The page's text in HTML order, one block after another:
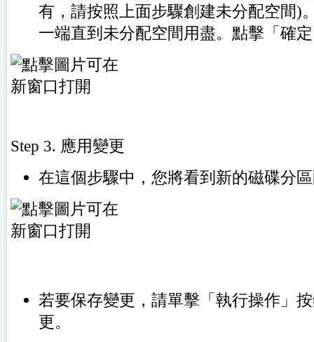
有，請按照上面步驟創建未分配空間)
一端直到未分配空間用盡。點擊「確
Step 3. 應用變更
在這個步驟中，您將看到新的磁碟分
若要保存變更，請單擊「執行操作」
更。